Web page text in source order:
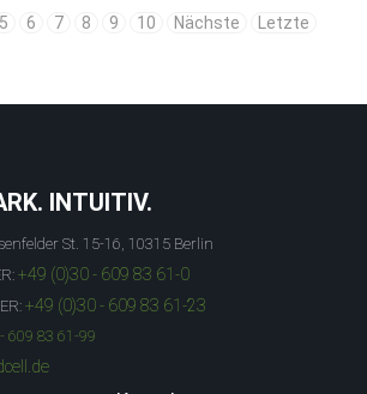
5 6 7 8 9 10 Nächste Letzte
INTUITIV.
St. 15-16, 10315 Berlin
+49 (0)30 - 609 83 61-0
+49 (0)30 - 609 83 61-23
609 83 61-99